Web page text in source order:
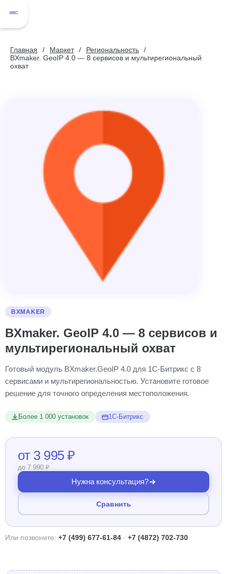
Главная Маркет
Региональность
BXmaker. GeoIP 4.0 — 8 сервисов и мультирегиональный
охват
BXMAKER
BXmaker. GeoIP 4.0 — 8 сервисов и
мультирегиональный охват
Готовый модуль BXmaker.GeoIP 4.0 для 1С-Битрикс с 8
сервисами и мультирегиональностью. Установите готовое
решение для точного определения местоположения.
Более 1 000 установок 1С-Битрикс
от 3 995 ₽
до 7 990 ₽
Нужна консультация?
Сравнить
Или позвоните: +7 (499) 677-61-84 · +7 (4872) 702-730